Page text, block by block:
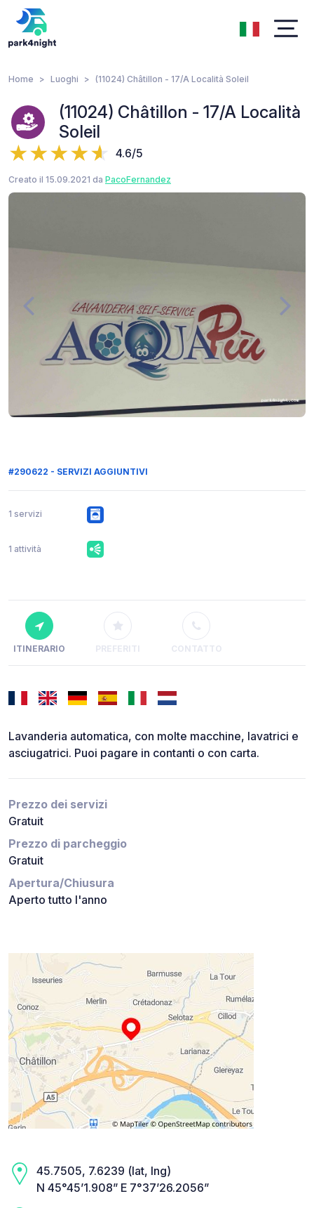
Home Luoghi (11024) Châtillon - 17/A Località Soleil
(11024) Châtillon - 17/A Località
Soleil
4.6/5
Creato il 15.09.2021 da PacoFernandez
#290622 - SERVIZI AGGIUNTIVI
1 servizi
1 attività
ITINERARIO PREFERITI CONTATTO
Lavanderia automatica, con molte macchine, lavatrici e
asciugatrici. Puoi pagare in contanti o con carta.
Prezzo dei servizi
Gratuit
Prezzo di parcheggio
Gratuit
Apertura/Chiusura
Aperto tutto l'anno
45.7505, 7.6239 (lat, lng)
N 45°45’1.908” E 7°37’26.2056”